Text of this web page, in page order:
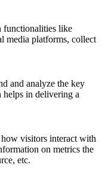
functionalities like
media platforms, collect
and analyze the key
helps in delivering a
visitors interact with
on metrics the
etc.